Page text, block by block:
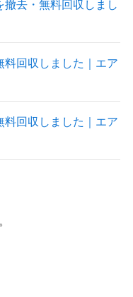
去・無料回収しまし
料回収しました｜エア
料回収しました｜エア